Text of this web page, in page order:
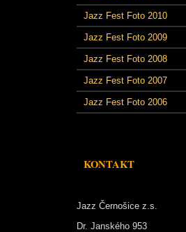
Jazz Fest Foto 2010
Jazz Fest Foto 2009
Jazz Fest Foto 2008
Jazz Fest Foto 2007
Jazz Fest Foto 2006
KONTAKT
Jazz Černošice z.s.
Dr. Janského 953